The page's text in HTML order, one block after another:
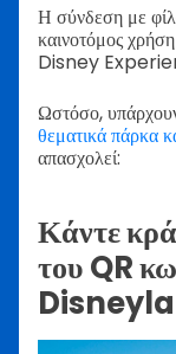
Η σύνδεση με
καινοτόμος
Disney
Ωστόσο,
θεματικά πάρκα
απασχολεί:
Κάντε
του QR